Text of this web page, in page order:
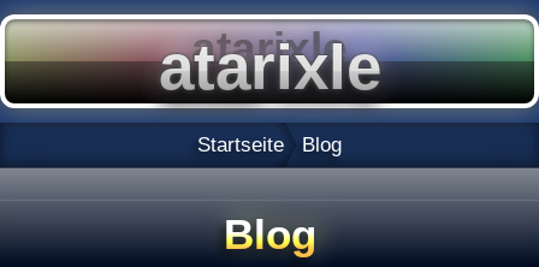
Startseite Blog
Blog